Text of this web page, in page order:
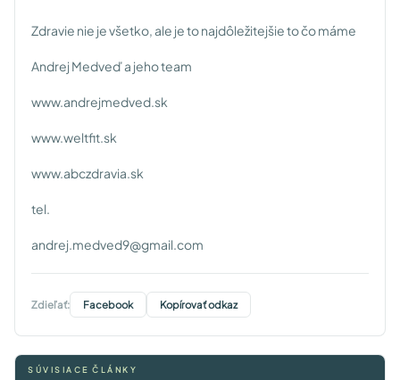
Zdravie nie je všetko, ale je to najdôležitejšie to čo máme
Andrej Medveď a jeho team
www.andrejmedved.sk
www.weltfit.sk
www.abczdravia.sk
tel.
andrej.medved9@gmail.com
Zdieľať: Facebook Kopírovať odkaz
SÚVISIACE ČLÁNKY